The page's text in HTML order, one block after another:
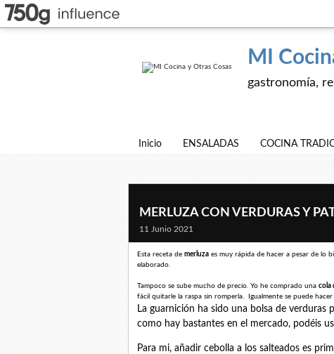
MI
gastronomía,
Inicio ENSALADAS COCINA
MERLUZA CON VERDURAS Y
11 Junio 2021
Esta receta de merluza es muy rápida de hacer a pesar de lo
elaborado.
Tampoco se sube mucho de precio. Yo he comprado una cola
fácil quitarle la raspa sin romperla. Igualmente se puede
La guarnición ha sido una bolsa de verduras
como hay bastantes en el mercado, podéis
Para mi, añadir cebolla a los salteados es